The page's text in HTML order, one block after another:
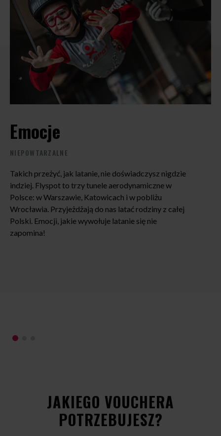
Emocje
NIEPOWTARZALNE
Takich przeżyć, jak latanie, nie doświadczysz nigdzie
indziej. Flyspot to trzy tunele aerodynamiczne w
Polsce: w Warszawie, Katowicach i w pobliżu
Wrocławia. Przyjeżdżają do nas latać rodziny z całej
Polski. Emocji, jakie wywołuje latanie się nie
zapomina!
JAKIEGO VOUCHERA
POTRZEBUJESZ?